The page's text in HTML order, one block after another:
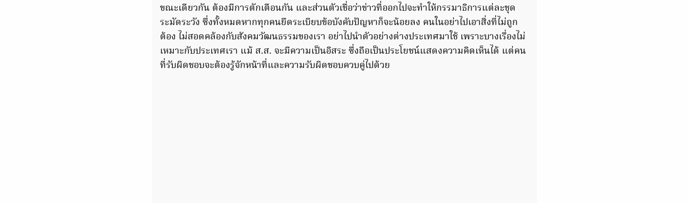
ขณะเดียวกัน ต้องมีการตักเตือนกัน และส่วนตัวเชื่อว่าข่าวที่ออกไปจะทำให้กรรมาธิการแต่ละชุด
ระมัดระวัง ซึ่งทั้งหมดหากทุกคนยึดระเบียบข้อบังคับปัญหาก็จะน้อยลง คนในอย่าไปเอาสิ่งที่ไม่ถูก
ต้อง ไม่สอดคล้องกับสังคมวัฒนธรรมของเรา อย่าไปนำตัวอย่างต่างประเทศมาใช้ เพราะบางเรื่องไม่
เหมาะกับประเทศเรา แม้ ส.ส. จะมีความเป็นอิสระ ซึ่งถือเป็นประโยชน์แสดงความคิดเห็นได้ แต่คน
ที่รับผิดชอบจะต้องรู้จักหน้าที่และความรับผิดชอบควบคู่ไปด้วย